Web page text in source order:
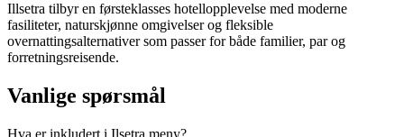
Illsetra tilbyr en førsteklasses hotellopplevelse med moderne
fasiliteter, naturskjønne omgivelser og fleksible
overnattingsalternativer som passer for både familier, par og
forretningsreisende.
Vanlige spørsmål
Hva er inkludert i Ilsetra meny?